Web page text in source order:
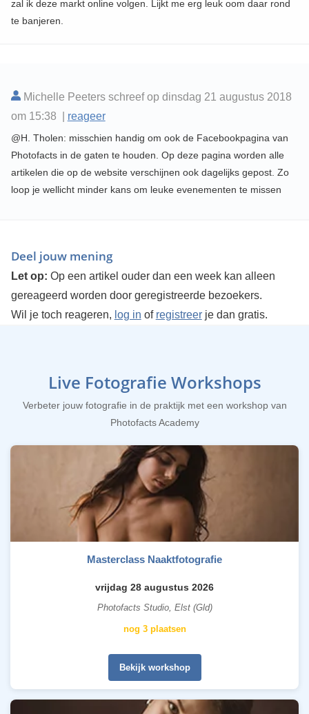
zal ik deze markt online volgen. Lijkt me erg leuk oom daar rond
te banjeren.
Michelle Peeters schreef op dinsdag 21 augustus 2018
om 15:38 | reageer
@H. Tholen: misschien handig om ook de Facebookpagina van
Photofacts in de gaten te houden. Op deze pagina worden alle
artikelen die op de website verschijnen ook dagelijks gepost. Zo
loop je wellicht minder kans om leuke evenementen te missen
Deel jouw mening
Let op: Op een artikel ouder dan een week kan alleen
gereageerd worden door geregistreerde bezoekers.
Wil je toch reageren, log in of registreerje dan gratis.
Live Fotografie Workshops
Verbeter jouw fotografie in de praktijk met een workshop van
Photofacts Academy
Masterclass Naaktfotografie
vrijdag 28 augustus 2026
Photofacts Studio, Elst (Gld)
nog 3 plaatsen
Bekijk workshop